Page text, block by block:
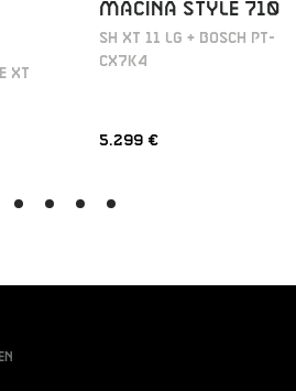
XT
MACINA STYLE 710
SH XT 11 LG + BOSCH PT-
CX7K4
5.299 €